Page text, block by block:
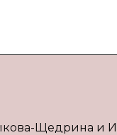
Щедрина и